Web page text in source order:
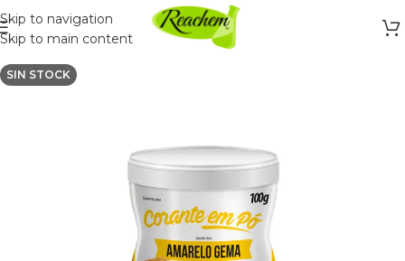
Skip to navigation
Skip to main content
SIN STOCK